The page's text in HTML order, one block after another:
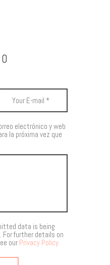
electrónico y web
la próxima vez que
data is being
further details on
our Privacy Policy